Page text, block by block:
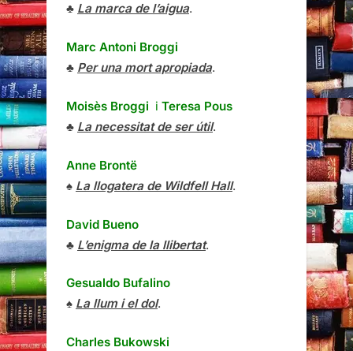
♣ La marca de l’aigua.
Marc Antoni Broggi
♣ Per una mort apropiada.
Moisès Broggi i Teresa Pous
♣ La necessitat de ser útil.
Anne Brontë
♠ La llogatera de Wildfell Hall.
David Bueno
♣ L’enigma de la llibertat.
Gesualdo Bufalino
♠ La llum i el dol.
Charles Bukowski